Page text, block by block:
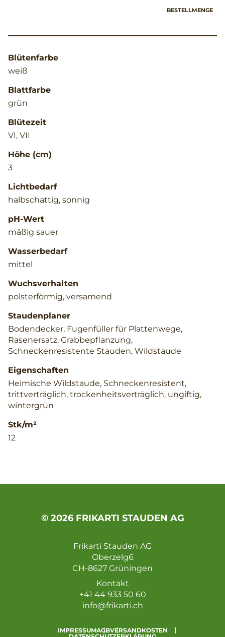
BESTELLMENGE
Blütenfarbe
weiß
Blattfarbe
grün
Blütezeit
VI, VII
Höhe (cm)
3
Lichtbedarf
halbschattig, sonnig
pH-Wert
mäßig sauer
Wasserbedarf
mittel
Wuchsverhalten
polsterförmig, versamend
Staudenplaner
Bodendecker, Fugenfüller für Plattenwege,
Rasenersatz, Grabbepflanzung,
Schneckenresistente Stauden, Wildstaude
Eigenschaften
Heimische Wildstaude, Schneckenresistent,
trittverträglich, trockenheitsverträglich, ungiftig,
wintergrün
Stk/m²
12
© 2026 FRIKARTI STAUDEN AG
Frikarti Stauden AG
Oberzelg6
CH-8627 Grüningen
Kontakt
+41 44 933 50 60
info@frikarti.ch
IMPRESSUMAGBVERSANDKOSTEN